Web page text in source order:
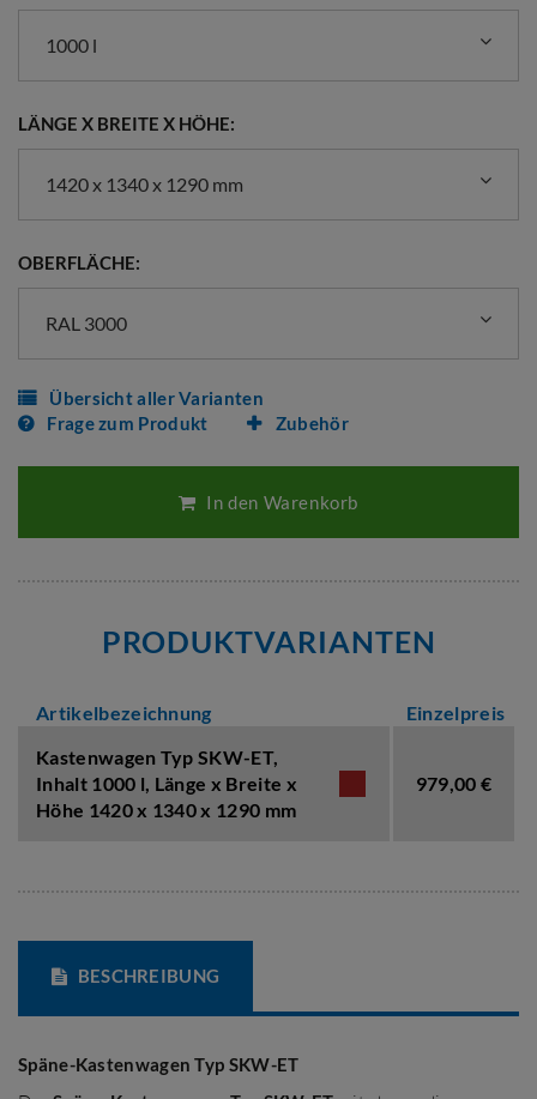
1000 l
LÄNGE X BREITE X HÖHE:
1420 x 1340 x 1290 mm
OBERFLÄCHE:
RAL 3000
Übersicht aller Varianten
Frage zum Produkt
Zubehör
In den Warenkorb
PRODUKTVARIANTEN
Artikelbezeichnung
Einzelpreis
Kastenwagen Typ SKW-ET,
Inhalt 1000 l, Länge x Breite x
Höhe 1420 x 1340 x 1290 mm
979,00 €
BESCHREIBUNG
Späne-Kastenwagen Typ SKW-ET